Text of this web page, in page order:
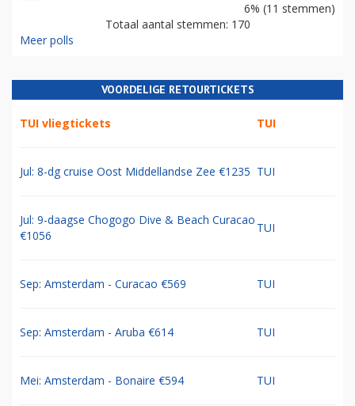
6% (11 stemmen)
Totaal aantal stemmen: 170
Meer polls
VOORDELIGE RETOURTICKETS
TUI vliegtickets TUI
Jul: 8-dg cruise Oost Middellandse Zee €1235 TUI
Jul: 9-daagse Chogogo Dive & Beach Curacao
€1056
TUI
Sep: Amsterdam - Curacao €569 TUI
Sep: Amsterdam - Aruba €614 TUI
Mei: Amsterdam - Bonaire €594 TUI